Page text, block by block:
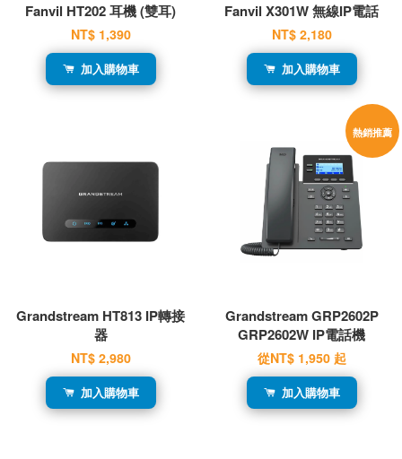
Fanvil HT202 耳機 (雙耳)
NT$ 1,390
加入購物車
Fanvil X301W 無線IP電話
NT$ 2,180
加入購物車
Grandstream HT813 IP轉接
器
NT$ 2,980
加入購物車
熱銷推薦
Grandstream GRP2602P
GRP2602W IP電話機
從NT$ 1,950 起
加入購物車